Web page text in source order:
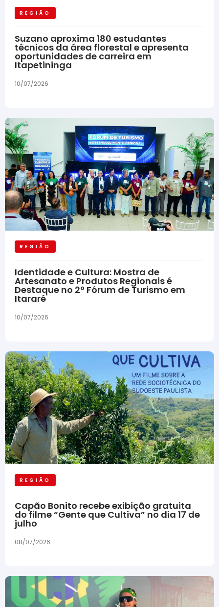
REGIÃO
Suzano aproxima 180 estudantes
técnicos da área florestal e apresenta
oportunidades de carreira em
Itapetininga
10/07/2026
REGIÃO
Identidade e Cultura: Mostra de
Artesanato e Produtos Regionais é
Destaque no 2º Fórum de Turismo em
Itararé
10/07/2026
REGIÃO
Capão Bonito recebe exibição gratuita
do filme “Gente que Cultiva” no dia 17 de
julho
08/07/2026